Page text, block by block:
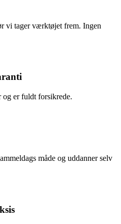
vi tager værktøjet frem. Ingen
er fuldt forsikrede.
måde og uddanner selv